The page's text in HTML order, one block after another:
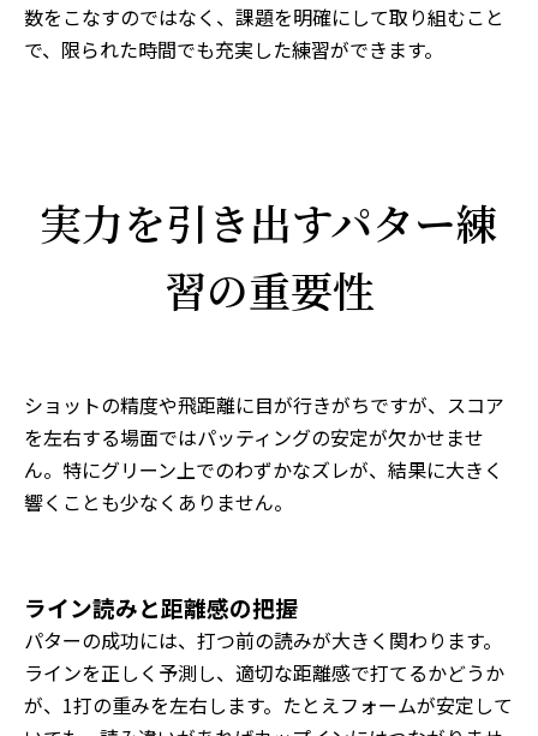
数をこなすのではなく、課題を明確にして取り組むこと
で、限られた時間でも充実した練習ができます。
実力を引き出すパター練
習の重要性
ショットの精度や飛距離に目が行きがちですが、スコア
を左右する場面ではパッティングの安定が欠かせませ
ん。特にグリーン上でのわずかなズレが、結果に大きく
響くことも少なくありません。
ライン読みと距離感の把握
パターの成功には、打つ前の読みが大きく関わります。
ラインを正しく予測し、適切な距離感で打てるかどうか
が、1打の重みを左右します。たとえフォームが安定して